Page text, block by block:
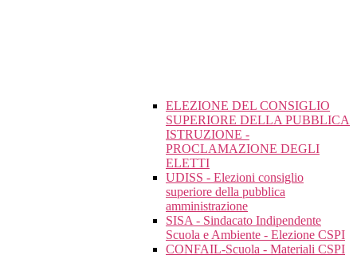
ELEZIONE DEL CONSIGLIO
SUPERIORE DELLA PUBBLICA
ISTRUZIONE -
PROCLAMAZIONE DEGLI
ELETTI
UDISS - Elezioni consiglio
superiore della pubblica
amministrazione
SISA - Sindacato Indipendente
Scuola e Ambiente - Elezione CSPI
CONFAIL-Scuola - Materiali CSPI